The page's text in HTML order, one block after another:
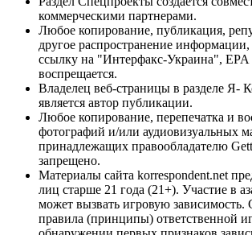
коммерческими партнерами.
Любое копирование, публикация,
другое распространение
ссылку на "Интерфакс-Украина", EPA
воспрещается.
Владелец веб-страницы в разделе Я-
является автор публикации.
Любое копирование, перепечатка и
фотографий и/или аудиовизуальных
принадлежащих правообладателю
запрещено.
Материалы сайта korrespondent.net
лиц старше 21 года (21+). Участие в
может вызвать игровую зависимость.
правила (принципы) ответственной